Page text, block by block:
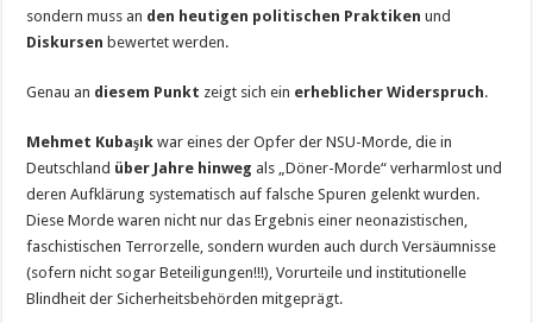
sondern muss an den heutigen politischen Praktiken und
Diskursen bewertet werden.
Genau an diesem Punkt zeigt sich ein erheblicher Widerspruch.
Mehmet Kubaşıkwar eines der Opfer der NSU-Morde, die in
Deutschland über Jahre hinweg als „Döner-Morde“ verharmlost und
deren Aufklärung systematisch auf falsche Spuren gelenkt wurden.
Diese Morde waren nicht nur das Ergebnis einer neonazistischen,
faschistischen Terrorzelle, sondern wurden auch durch Versäumnisse
(sofern nicht sogar Beteiligungen!!!), Vorurteile und institutionelle
Blindheit der Sicherheitsbehörden mitgeprägt.